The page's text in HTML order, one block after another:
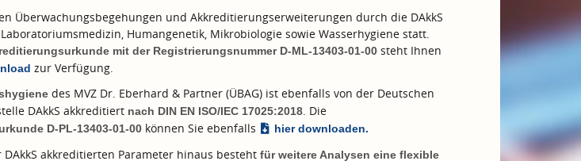
Überwachungsbegehungen und Akkreditierungserweiterungen durch die DAkkS
Humangenetik, Mikrobiologie sowie Wasserhygiene statt.
mit der Registrierungsnummer D-ML-13403-01-00steht Ihnen
zur Verfügung.
des MVZ Dr. Eberhard & Partner (ÜBAG) ist ebenfalls von der Deutschen
DAkkS akkreditiert nach DIN EN ISO/IEC 17025:2018. Die
D-PL-13403-01-00können Sie ebenfalls hier downloaden.
DAkkS akkreditierten Parameter hinaus besteht für weitere Analysen eine flexible